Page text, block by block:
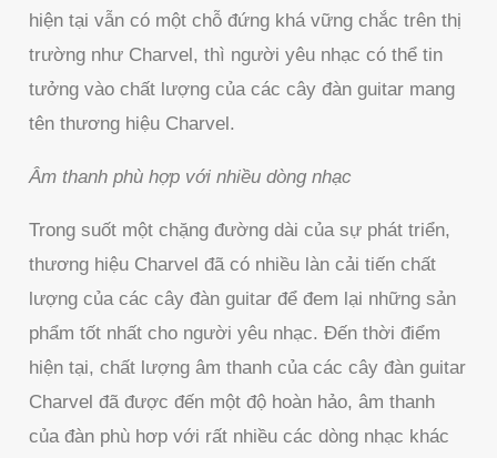
hiện tại vẫn có một chỗ đứng khá vững chắc trên thị
trường như Charvel, thì người yêu nhạc có thể tin
tưởng vào chất lượng của các cây đàn guitar mang
tên thương hiệu Charvel.
Âm thanh phù hợp với nhiều dòng nhạc
Trong suốt một chặng đường dài của sự phát triển,
thương hiệu Charvel đã có nhiều làn cải tiến chất
lượng của các cây đàn guitar để đem lại những sản
phẩm tốt nhất cho người yêu nhạc. Đến thời điểm
hiện tại, chất lượng âm thanh của các cây đàn guitar
Charvel đã được đến một độ hoàn hảo, âm thanh
của đàn phù hơp với rất nhiều các dòng nhạc khác